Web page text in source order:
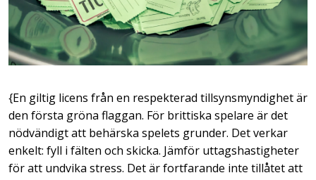
{En giltig licens från en respekterad tillsynsmyndighet är
den första gröna flaggan. För brittiska spelare är det
nödvändigt att behärska spelets grunder. Det verkar
enkelt: fyll i fälten och skicka. Jämför uttagshastigheter
för att undvika stress. Det är fortfarande inte tillåtet att